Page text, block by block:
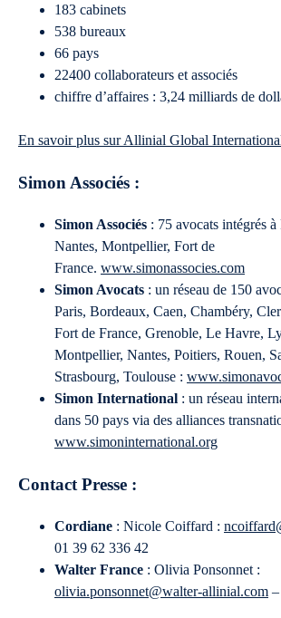
183 cabinets
538 bureaux
66 pays
22400 collaborateurs et associés
chiffre d’affaires : 3,24 milliards de
En savoir plus sur Allinial Global
Simon Associés :
Simon Associés : 75 avocats intégrés
Nantes, Montpellier, Fort de
France. www.simonassocies.com
Simon Avocats : un réseau de 150
Paris, Bordeaux, Caen, Chambéry,
Fort de France, Grenoble, Le Havre,
Montpellier, Nantes, Poitiers, Rouen,
Strasbourg, Toulouse :
Simon International : un réseau
dans 50 pays via des alliances
www.simoninternational.org
Contact Presse :
Cordiane : Nicole Coiffard :
01 39 62 336 42
Walter France : Olivia Ponsonnet :
olivia.ponsonnet@walter-allinial.com